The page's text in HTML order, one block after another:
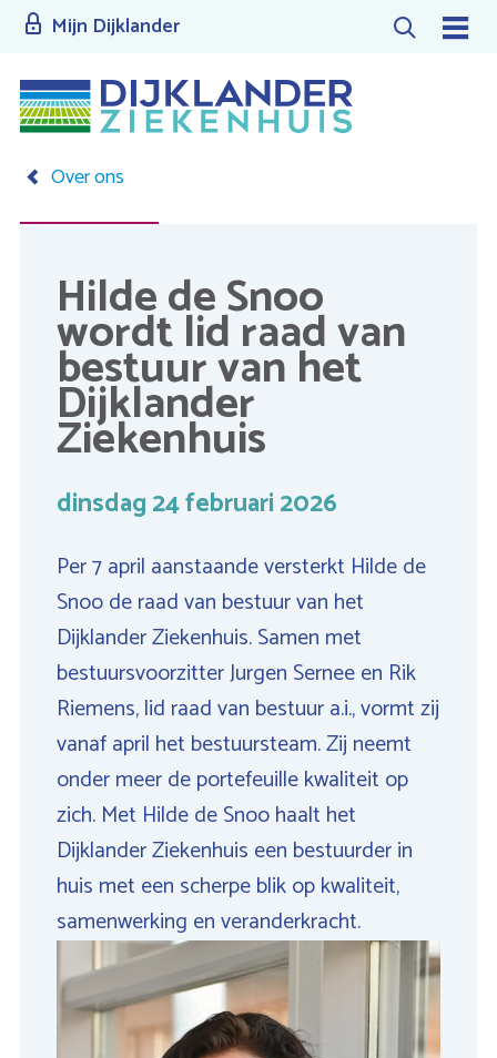
Overslaan
naar
de
inhoud
gaan
Mijn Dijklander ZoekenMenu
Kruimelpad
Over ons
Hilde de Snoo
wordt lid raad van
bestuur van het
Dijklander
Ziekenhuis
dinsdag 24 februari 2026
Per 7 april aanstaande versterkt Hilde de
Snoo de raad van bestuur van het
Dijklander Ziekenhuis. Samen met
bestuursvoorzitter Jurgen Sernee en Rik
Riemens, lid raad van bestuur a.i., vormt zij
vanaf april het bestuursteam. Zij neemt
onder meer de portefeuille kwaliteit op
zich. Met Hilde de Snoo haalt het
Dijklander Ziekenhuis een bestuurder in
huis met een scherpe blik op kwaliteit,
samenwerking en veranderkracht.